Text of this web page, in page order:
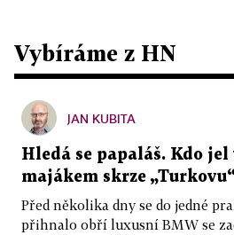
Vybíráme z HN
JAN KUBITA
Hledá se papaláš. Kdo jel
majákem skrze
Před několika dny se do jedné
přihnalo obří luxusní BMW se